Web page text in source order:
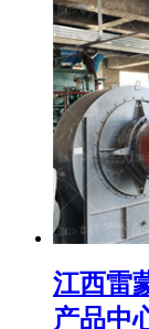
江西雷
产品中